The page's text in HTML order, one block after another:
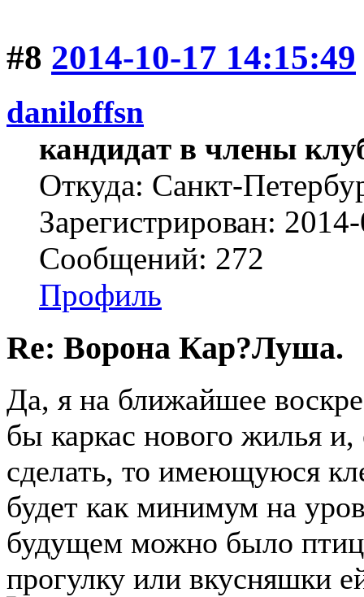
#8 2014-10-17 14:15:49
daniloffsn
кандидат в члены
Откуда: Санкт-
Зарегистрирован:
Сообщений: 272
Профиль
Re: Ворона Кар?Луша.
Да, я на ближайшее
бы каркас нового жилья
сделать, то имеющуюся
будет как минимум на
будущем можно было
прогулку или вкусняшки